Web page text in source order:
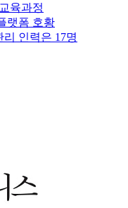
육과정
랫폼 호황
인력은 17명